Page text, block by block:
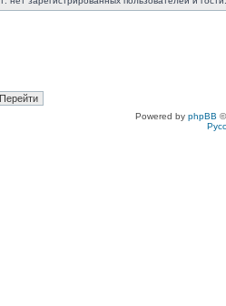
Powered by phpBB